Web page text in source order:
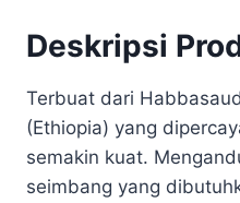
Deskripsi
Terbuat dari
(Ethiopia) yang
semakin kuat.
seimbang yang